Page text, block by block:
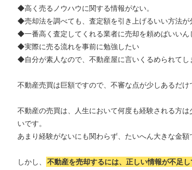
◆高く売るノウハウに関する情報がない。
◆売却法を調べても、査定額を引き上げるいい方法が
◆一番高く査定してくれる業者に売却を頼めばいいん
◆実際に売る流れを事前に勉強したい
◆自分が素人なので、不動産屋に言いくるめられてし
不動産売買は巨額ですので、不審な点が少しあるだけ
不動産の売買は、人生において何度も経験される方
いです。
あまり経験がないにも関わらず、たいへん大きな金額
しかし、 不動産を売却するには、正しい情報が不足